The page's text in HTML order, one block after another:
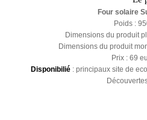
Four solaire
Poids :
Dimensions du produit
Dimensions du produit
Prix : 69
Disponibilié : principaux site de